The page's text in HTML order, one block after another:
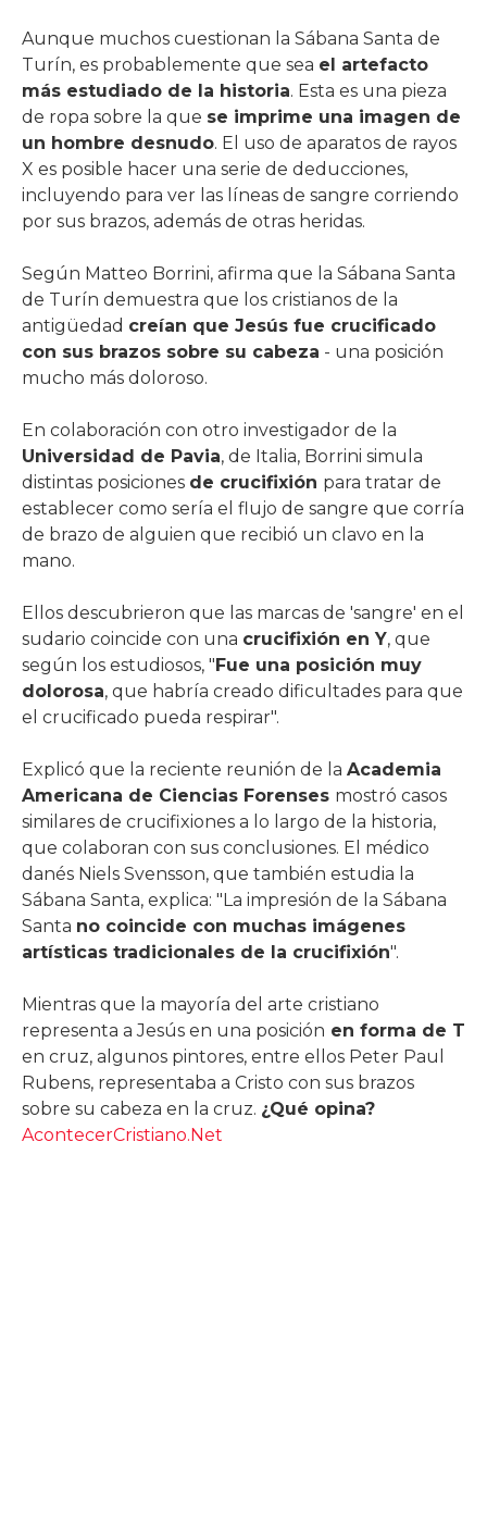
Aunque muchos cuestionan la Sábana Santa de
Turín, es probablemente que sea el artefacto
más estudiado de la historia. Esta es una pieza
de ropa sobre la que se imprime una imagen de
un hombre desnudo. El uso de aparatos de rayos
X es posible hacer una serie de deducciones,
incluyendo para ver las líneas de sangre corriendo
por sus brazos, además de otras heridas.
Según Matteo Borrini, afirma que la Sábana Santa
de Turín demuestra que los cristianos de la
antigüedad creían que Jesús fue crucificado
con sus brazos sobre su cabeza - una posición
mucho más doloroso.
En colaboración con otro investigador de la
Universidad de Pavia, de Italia, Borrini simula
distintas posiciones de crucifixión para tratar de
establecer como sería el flujo de sangre que corría
de brazo de alguien que recibió un clavo en la
mano.
Ellos descubrieron que las marcas de 'sangre' en el
sudario coincide con una crucifixión en Y, que
según los estudiosos, "Fue una posición muy
dolorosa, que habría creado dificultades para que
el crucificado pueda respirar".
Explicó que la reciente reunión de la Academia
Americana de Ciencias Forenses mostró casos
similares de crucifixiones a lo largo de la historia,
que colaboran con sus conclusiones. El médico
danés Niels Svensson, que también estudia la
Sábana Santa, explica: "La impresión de la Sábana
Santa no coincide con muchas imágenes
artísticas tradicionales de la crucifixión".
Mientras que la mayoría del arte cristiano
representa a Jesús en una posición en forma de T
en cruz, algunos pintores, entre ellos Peter Paul
Rubens, representaba a Cristo con sus brazos
sobre su cabeza en la cruz. ¿Qué opina?
AcontecerCristiano.Net